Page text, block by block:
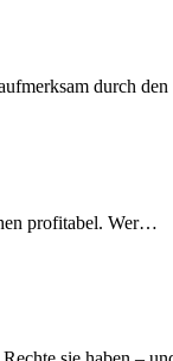
durch
profitabel. Wer…